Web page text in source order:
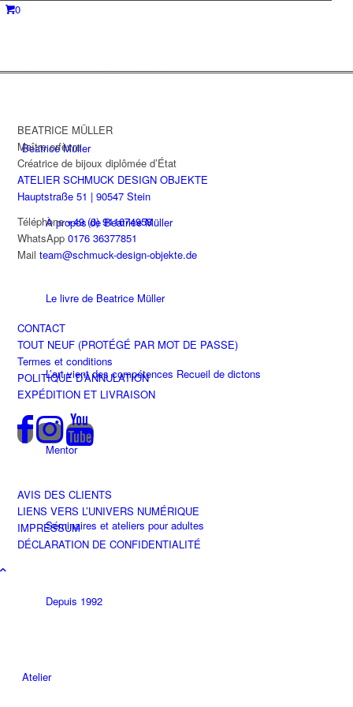
0
Beatrice Müller
À propos de Beatrice Müller
Le livre de Beatrice Müller
L’art vient des compétences Recueil de dictons
Mentor
Séminaires et ateliers pour adultes
Depuis 1992
Atelier
BEATRICE MÜLLER
Maître orfèvre
Créatrice de bijoux diplômée d’État
ATELIER SCHMUCK DESIGN OBJEKTE
Hauptstraße 51 | 90547 Stein
Téléphone+49 (0) 911674958
WhatsApp0176 36377851
Mailteam@schmuck-design-objekte.de
CONTACT
TOUT NEUF (PROTÉGÉ PAR MOT DE PASSE)
Termes et conditions
POLITIQUE D’ANNULATION
EXPÉDITION ET LIVRAISON
AVIS DES CLIENTS
LIENS VERS L’UNIVERS NUMÉRIQUE
IMPRESSUM
DÉCLARATION DE CONFIDENTIALITÉ